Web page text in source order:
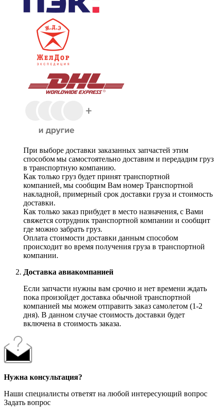
При выборе доставки заказанных запчастей этим
способом мы самостоятельно доставим и передадим груз
в транспортную компанию.
Как только груз будет принят транспортной
компанией, мы сообщим Вам номер Транспортной
накладной, примерный срок доставки груза и стоимость
доставки.
Как только заказ прибудет в место назначения, с Вами
свяжется сотрудник транспортной компании и сообщит
где можно забрать груз.
Оплата стоимости доставки данным способом
происходит во время получения груза в транспортной
компании.
Доставка авиакомпанией
Если запчасти нужны вам срочно и нет времени ждать
пока произойдет доставка обычной транспортной
компанией мы можем отправить заказ самолетом (1-2
дня). В данном случае стоимость доставки будет
включена в стоимость заказа.
Нужна консультация?
Наши специалисты ответят на любой интересующий вопрос
Задать вопрос